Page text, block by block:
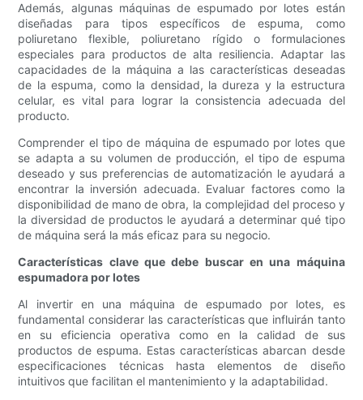
Además, algunas máquinas de espumado por lotes están
diseñadas para tipos específicos de espuma, como
poliuretano flexible, poliuretano rígido o formulaciones
especiales para productos de alta resiliencia. Adaptar las
capacidades de la máquina a las características deseadas
de la espuma, como la densidad, la dureza y la estructura
celular, es vital para lograr la consistencia adecuada del
producto.
Comprender el tipo de máquina de espumado por lotes que
se adapta a su volumen de producción, el tipo de espuma
deseado y sus preferencias de automatización le ayudará a
encontrar la inversión adecuada. Evaluar factores como la
disponibilidad de mano de obra, la complejidad del proceso y
la diversidad de productos le ayudará a determinar qué tipo
de máquina será la más eficaz para su negocio.
Características clave que debe buscar en una máquina
espumadora por lotes
Al invertir en una máquina de espumado por lotes, es
fundamental considerar las características que influirán tanto
en su eficiencia operativa como en la calidad de sus
productos de espuma. Estas características abarcan desde
especificaciones técnicas hasta elementos de diseño
intuitivos que facilitan el mantenimiento y la adaptabilidad.